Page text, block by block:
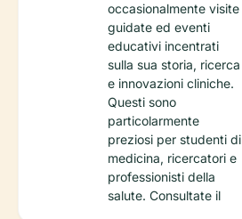
occasionalmente visite
guidate ed eventi
educativi incentrati
sulla sua storia, ricerca
e innovazioni cliniche.
Questi sono
particolarmente
preziosi per studenti di
medicina, ricercatori e
professionisti della
salute. Consultate il